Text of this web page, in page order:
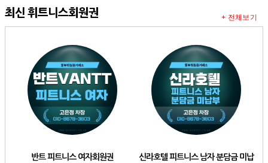
최신 휘트니스회원권
반트 피트니스 여자회원권 신라호텔 피트니스 남자 분담금 미납
+ 전체보기